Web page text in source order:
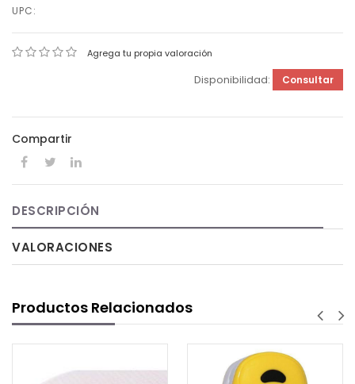
UPC:
Agrega tu propia valoración
Disponibilidad: Consultar
Compartir
DESCRIPCIÓN
VALORACIONES
Productos Relacionados